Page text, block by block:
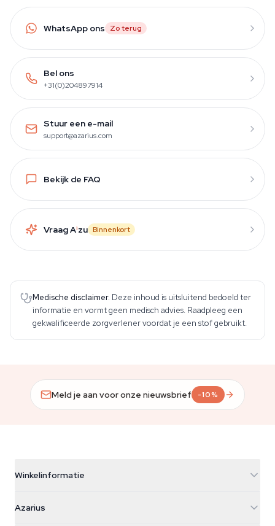
WhatsApp ons Zo terug
Bel ons
+31(0)204897914
Stuur een e-mail
support@azarius.com
Bekijk de FAQ
Vraag Aizu Binnenkort
Medische disclaimer. Deze inhoud is uitsluitend bedoeld ter
informatie en vormt geen medisch advies. Raadpleeg een
gekwalificeerde zorgverlener voordat je een stof gebruikt.
Meld je aan voor onze nieuwsbrief -10%
Winkelinformatie
Galvaniweg 11
Azarius